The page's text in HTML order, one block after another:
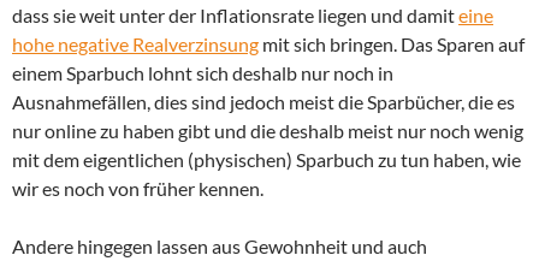
dass sie weit unter der Inflationsrate liegen und damiteine
hohe negative Realverzinsung mit sich bringen. Das Sparen auf
einem Sparbuch lohnt sich deshalb nur noch in
Ausnahmefällen, dies sind jedoch meist die Sparbücher, die es
nur online zu haben gibt und die deshalb meist nur noch wenig
mit dem eigentlichen (physischen) Sparbuch zu tun haben, wie
wir es noch von früher kennen.
Andere hingegen lassen aus Gewohnheit und auch